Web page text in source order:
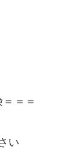
＝＝
い